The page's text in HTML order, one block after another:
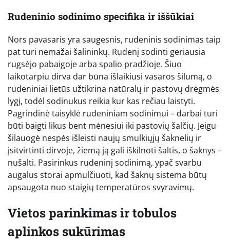
Rudeninio sodinimo specifika ir iššūkiai
Nors pavasaris yra saugesnis, rudeninis sodinimas taip
pat turi nemažai šalininkų. Rudenį sodinti geriausia
rugsėjo pabaigoje arba spalio pradžioje. Šiuo
laikotarpiu dirva dar būna išlaikiusi vasaros šilumą, o
rudeniniai lietūs užtikrina natūralų ir pastovų drėgmės
lygį, todėl sodinukus reikia kur kas rečiau laistyti.
Pagrindinė taisyklė rudeniniam sodinimui – darbai turi
būti baigti likus bent mėnesiui iki pastovių šalčių. Jeigu
šilauogė nespės išleisti naujų smulkiųjų šaknelių ir
įsitvirtinti dirvoje, žiemą ją gali iškilnoti šaltis, o šaknys –
nušalti. Pasirinkus rudeninį sodinimą, ypač svarbu
augalus storai apmulčiuoti, kad šaknų sistema būtų
apsaugota nuo staigių temperatūros svyravimų.
Vietos parinkimas ir tobulos
aplinkos sukūrimas